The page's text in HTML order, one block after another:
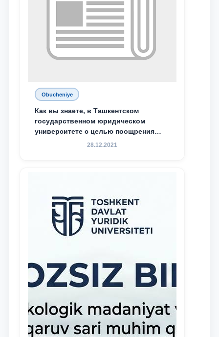
Obucheniye
Как вы знаете, в Ташкентском
государственном юридическом
университете с целью поощрения
талантливых, активных и
28.12.2021